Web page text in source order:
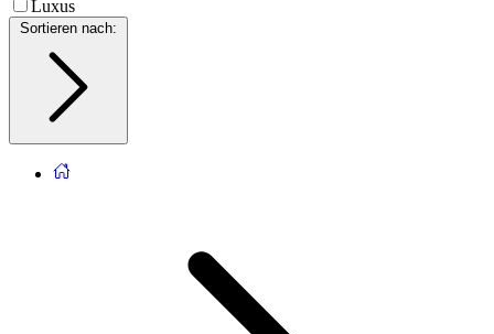
Luxus
Sortieren nach